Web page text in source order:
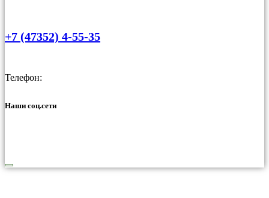
+7 (47352) 4-55-35
Телефон:
Наши соц.сети